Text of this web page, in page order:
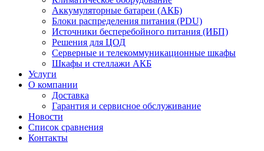
Аккумуляторные батареи (АКБ)
Блоки распределения питания (PDU)
Источники бесперебойного питания (ИБП)
Решения для ЦОД
Серверные и телекоммуникационные шкафы
Шкафы и стеллажи АКБ
Услуги
О компании
Доставка
Гарантия и сервисное обслуживание
Новости
Список сравнения
Контакты